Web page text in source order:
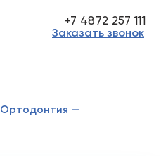
+7 4872 257 111
Заказать звонок
Ортодонтия —